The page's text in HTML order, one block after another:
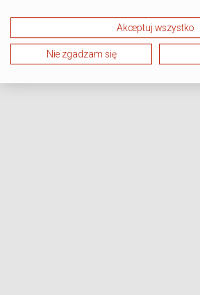
Akceptuj wszystko
Nie zgadzam się